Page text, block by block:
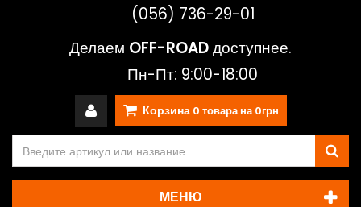
(056) 736-29-01
Делаем OFF-ROADдоступнее.
Пн-Пт: 9:00-18:00
Корзина 0 товара на 0грн
МЕНЮ